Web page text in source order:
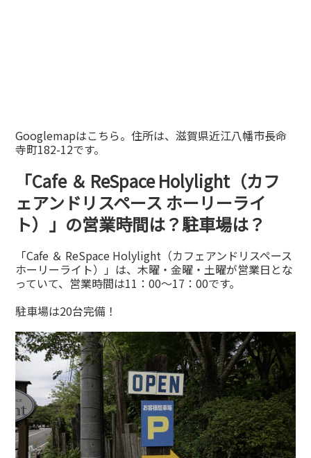
Googlemapはこちら。住所は、滋賀県近江八幡市長命
寺町182-12です。
「Cafe ＆ ReSpace Holylight（カフ
ェアンドリスペース ホーリーライ
ト）」の営業時間は？駐車場は？
「Cafe ＆ ReSpace Holylight（カフェアンドリスペース
ホーリーライト）」は、木曜・金曜・土曜が営業日とな
っていて、営業時間は11：00～17：00です。
駐車場は20台完備！